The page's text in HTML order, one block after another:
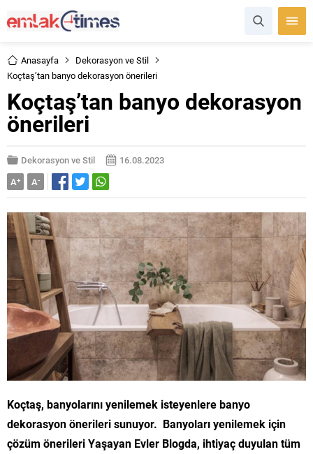
Anasayfa
Dekorasyon ve Stil
Koçtaş’tan banyo dekorasyon önerileri
Koçtaş’tan banyo dekorasyon
önerileri
Dekorasyon ve Stil
16.08.2023
A+ A-
Koçtaş, banyolarını yenilemek isteyenlere banyo
dekorasyon önerileri sunuyor. Banyoları yenilemek için
çözüm önerileri Yaşayan Evler Blogda, ihtiyaç duyulan tüm